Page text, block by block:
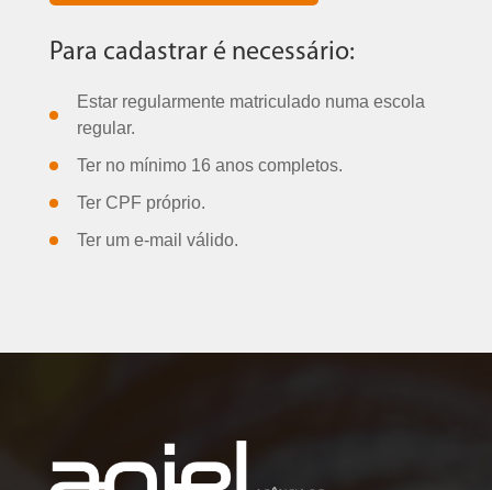
Para cadastrar é necessário:
Estar regularmente matriculado numa escola
regular.
Ter no mínimo 16 anos completos.
Ter CPF próprio.
Ter um e-mail válido.